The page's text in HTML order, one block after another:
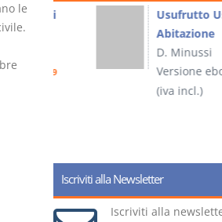
le
€ 4,19
Usufrutto Uso e
Abitazione
D. Minussi
Versione ebook€
(iva incl.)
Iscriviti alla Newsletter
Iscriviti alla